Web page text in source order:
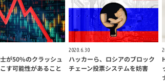
が50%のクラッシュ
す可能性があること
2020.6.30
ハッカーら、ロシアのブロック
チェーン投票システムを妨害